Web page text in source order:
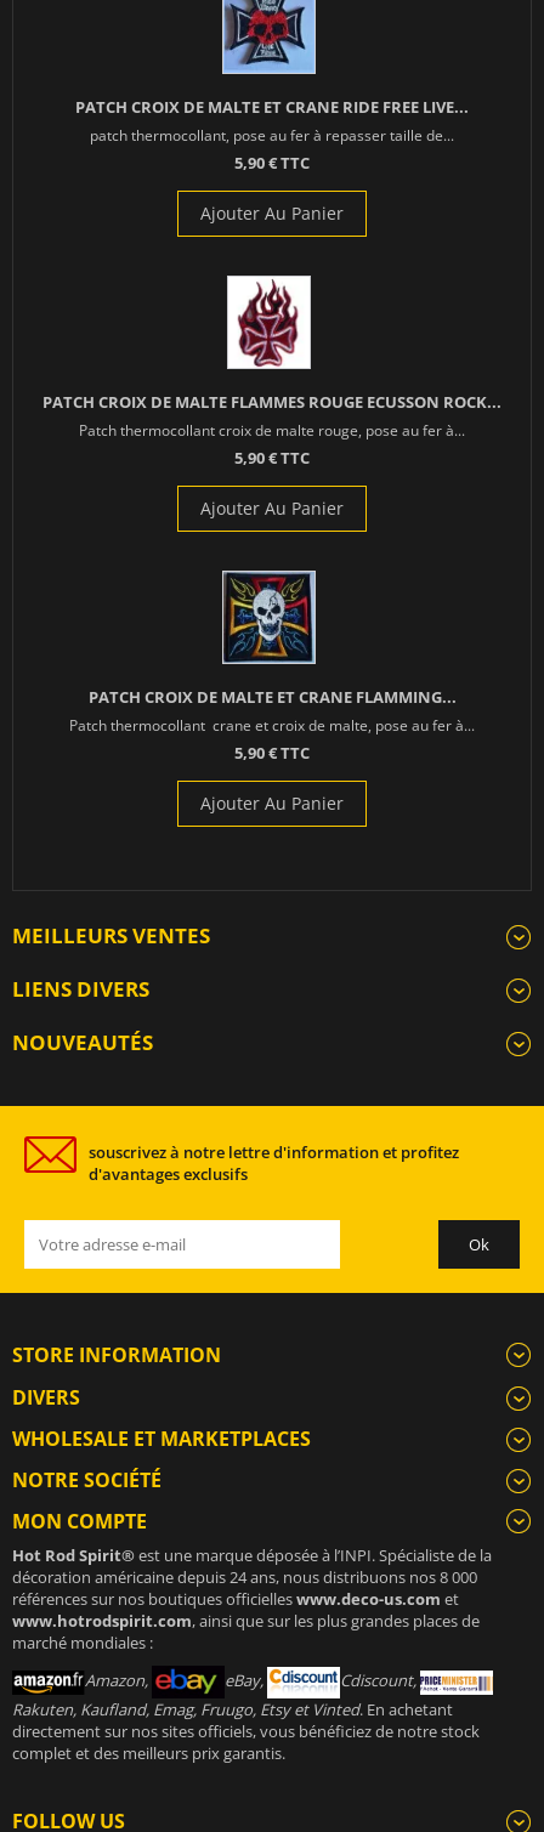
PATCH CROIX DE MALTE ET CRANE RIDE FREE LIVE...
patch thermocollant, pose au fer à repasser taille de...
5,90 € TTC
Ajouter Au Panier
PATCH CROIX DE MALTE FLAMMES ROUGE ECUSSON ROCK...
Patch thermocollant croix de malte rouge, pose au fer à...
5,90 € TTC
Ajouter Au Panier
PATCH CROIX DE MALTE ET CRANE FLAMMING...
Patch thermocollant crane et croix de malte, pose au fer à...
5,90 € TTC
Ajouter Au Panier
MEILLEURS VENTES
LIENS DIVERS
NOUVEAUTÉS
souscrivez à notre lettre d'information et profitez
d'avantages exclusifs
STORE INFORMATION
DIVERS
WHOLESALE ET MARKETPLACES
NOTRE SOCIÉTÉ
MON COMPTE
Hot Rod Spirit®est une marque déposée à l’INPI. Spécialiste de la
décoration américaine depuis 24 ans, nous distribuons nos 8 000
références sur nos boutiques officielleswww.deco-us.com et
www.hotrodspirit.com, ainsi que sur les plus grandes places de
marché mondiales :
Amazon,
eBay,
Cdiscount,
Rakuten, Kaufland, Emag, Fruugo, Etsy et Vinted. En achetant
directement sur nos sites officiels, vous bénéficiez de notre stock
complet et des meilleurs prix garantis.
FOLLOW US